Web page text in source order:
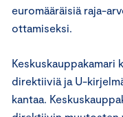
euromääräisiä raja-
ottamiseksi.
Keskuskauppakamari
direktiiviä ja U-
kantaa.